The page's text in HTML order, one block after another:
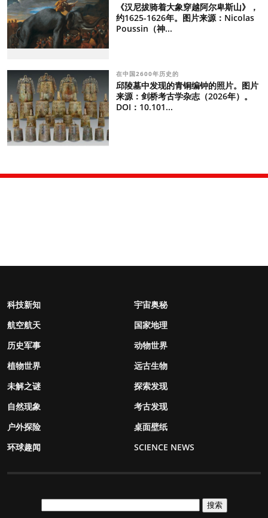
《汉尼拔骑着大象穿越阿尔卑斯山》，
约1625-1626年。图片来源：Nicolas
Poussin（神...
在中国2600年历史的
邱陵墓中发现的青铜编钟的照片。图片
来源：剑桥考古学杂志（2026年）。
DOI：10.101...
科技新知
宇宙奥秘
航空航天
国家地理
历史军事
动物世界
植物世界
远古生物
未解之谜
探索发现
自然现象
考古发现
户外探险
桌面壁纸
环球趣闻
SCIENCE NEWS